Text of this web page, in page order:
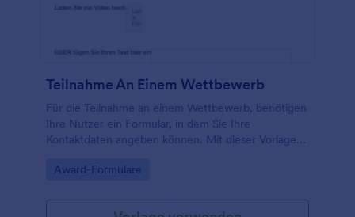
Teilnahme An Einem Wettbewerb
Für die Teilnahme an einem Wettbewerb, benötigen
Ihre Nutzer ein Formular, in dem Sie Ihre
Kontaktdaten angeben können. Mit dieser Vorlage
ein Formular für Ihre eigenen Bedürfnisse gestalten.
Go to Category:
Award-Formulare